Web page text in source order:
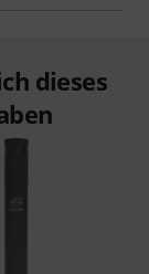
dieses